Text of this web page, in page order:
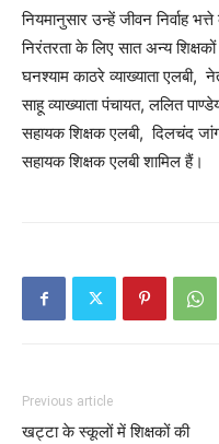
नियमानुसार उन्हें जीवन निर्वाह
निरंतरता के लिए सात अन्य
घनश्याम काठरे व्याख्याता एलबी,
साहू व्याख्याता पंचायत, ललित
सहायक शिक्षक एलबी, दिलचंद
सहायक शिक्षक एलबी शामिल हैं।
Previous article
खट्टा के स्कूलों में शिक्षकों की